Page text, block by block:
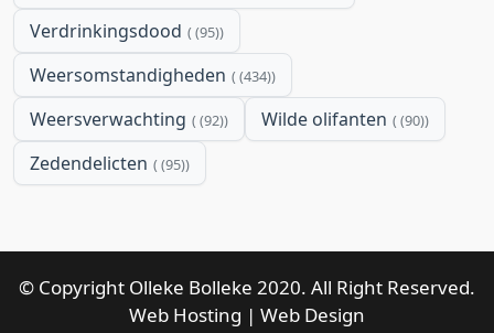
Verdrinkingsdood (95)
Weersomstandigheden (434)
Weersverwachting (92) Wilde olifanten (90)
Zedendelicten (95)
© Copyright Olleke Bolleke 2020. All Right Reserved.
Web Hosting | Web Design